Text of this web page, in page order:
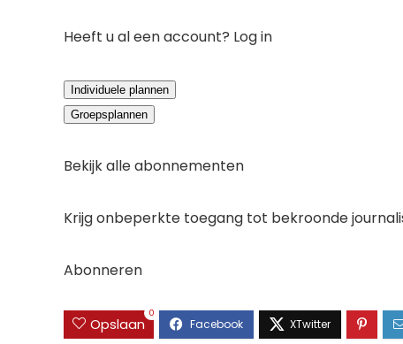
Heeft u al een account? Log in
Individuele plannen
Groepsplannen
Bekijk alle abonnementen
Krijg onbeperkte toegang tot bekroonde
Abonneren
Opslaan
0